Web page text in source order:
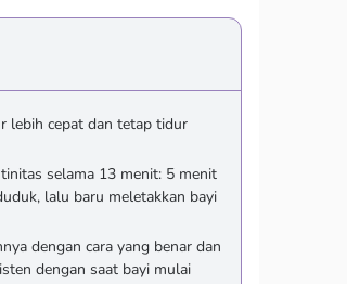
lebih cepat dan tetap tidur
selama 13 menit: 5 menit
lalu baru meletakkan bayi
dengan cara yang benar dan
dengan saat bayi mulai